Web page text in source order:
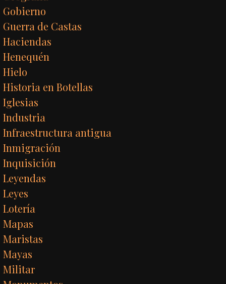
Gobierno
Guerra de Castas
Haciendas
Henequén
Hielo
Historia en Botellas
Iglesias
Industria
Infraestructura antigua
Inmigración
Inquisición
Leyendas
Leyes
Lotería
Mapas
Maristas
Mayas
Militar